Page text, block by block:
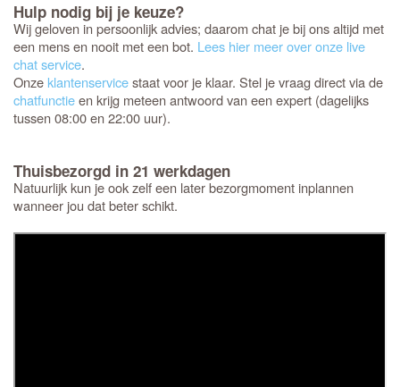
Hulp nodig bij je keuze?
Wij geloven in persoonlijk advies; daarom chat je bij ons altijd met
een mens en nooit met een bot. Lees hier meer over onze live
chat service.
Onzeklantenservicestaat voor je klaar. Stel je vraag direct via de
chatfunctieen krijg meteen antwoord van een expert (dagelijks
tussen 08:00 en 22:00 uur).
Thuisbezorgd in 21 werkdagen
Natuurlijk kun je ook zelf een later bezorgmoment inplannen
wanneer jou dat beter schikt.